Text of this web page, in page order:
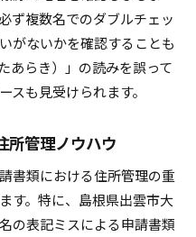
ず複数名でのダブルチェッ
がないかを確認することも
あらき）」の読みを誤って
も見受けられます。
所管理ノウハウ
書類における住所管理の重
す。特に、島根県出雲市大
の表記ミスによる申請書類